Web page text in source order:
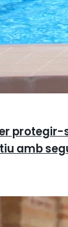
protegir-
amb